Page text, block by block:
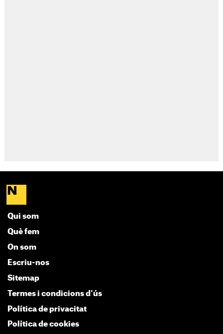
Qui som
Què fem
On som
Escriu-nos
Sitemap
Termes i condicions d'ús
Política de privacitat
Política de cookies